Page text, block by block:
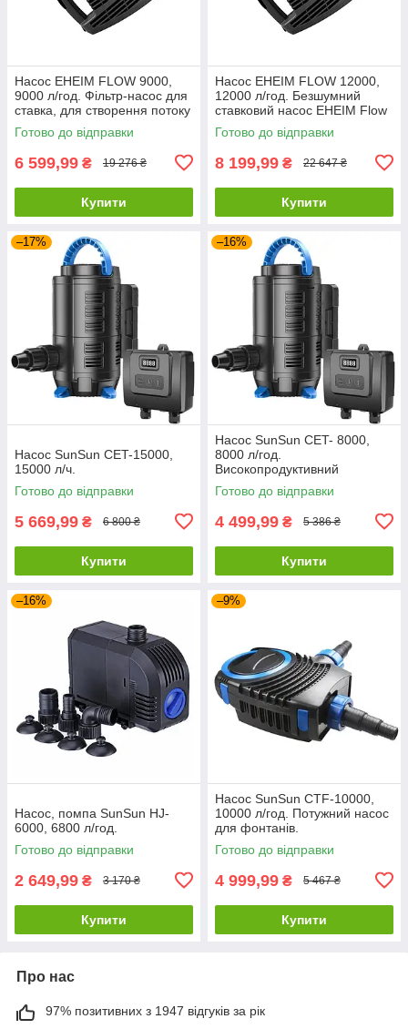
Насос EHEIM FLOW 9000,
9000 л/год. Фільтр-насос для
ставка, для створення потоку
або водоспадів
Готово до відправки
6 599,99 ₴ 19 276 ₴
Купити
Насос EHEIM FLOW 12000,
12000 л/год. Безшумний
ставковий насос EHEIM Flow
Готово до відправки
8 199,99 ₴ 22 647 ₴
Купити
–17%
Насос SunSun CET-15000,
15000 л/ч.
Готово до відправки
5 669,99 ₴ 6 800 ₴
Купити
–16%
Насос SunSun CET- 8000,
8000 л/год.
Високопродуктивний
ставковий насос із низькою
споживаною потужністю
Готово до відправки
4 499,99 ₴ 5 386 ₴
Купити
–16%
Насос, помпа SunSun HJ-
6000, 6800 л/год.
Готово до відправки
2 649,99 ₴ 3 170 ₴
Купити
–9%
Насос SunSun CTF-10000,
10000 л/год. Потужний насос
для фонтанів.
Готово до відправки
4 999,99 ₴ 5 467 ₴
Купити
Про нас
97% позитивних з 1947 відгуків за рік